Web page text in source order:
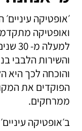
׳אופטיקה
ואופטיקה
והשירות הלבבי
והוכחה לכך היא
הפוקדים את
ממרחקים.
ב׳אופטיקה